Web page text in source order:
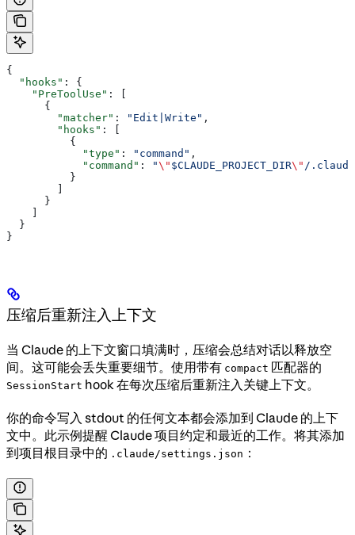
{
  "hooks"
: {
    "PreToolUse"
: [
      {
        "matcher"
: "Edit|Write" ,
        "hooks"
: [
          {
            "type"
: "command" ,
            "command"
: "\" $CLAUDE_PROJECT_DIR\" /
          }
        ]
      }
    ]
  }
}
压缩后重新注入上下文
当 Claude 的上下文窗口填满时，压缩会总结对话以释放空
间。这可能会丢失重要细节。使用带有 compact 匹配器的
SessionStart hook 在每次压缩后重新注入关键上下文。
你的命令写入 stdout 的任何文本都会添加到 Claude 的上下
文中。此示例提醒 Claude 项目约定和最近的工作。将其添加
到项目根目录中的 .claude/settings.json ：